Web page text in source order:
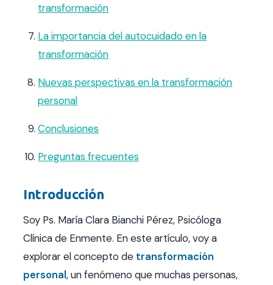
transformación
La importancia del autocuidado en la
transformación
Nuevas perspectivas en la transformación
personal
Conclusiones
Preguntas frecuentes
Introducción
Soy Ps. María Clara Bianchi Pérez, Psicóloga
Clínica de Enmente. En este artículo, voy a
explorar el concepto de transformación
personal, un fenómeno que muchas personas,